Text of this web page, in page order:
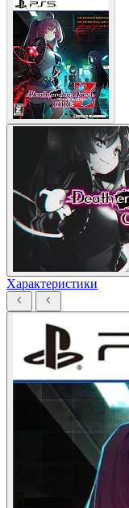
Характеристики